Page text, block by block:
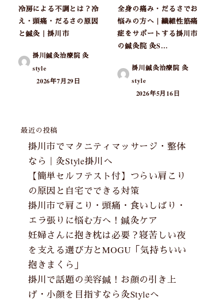
冷房による不調とは？冷
え・頭痛・だるさの原因
と鍼灸｜掛川市
掛川鍼灸治療院 灸
style
2026年7月29日
全身の痛み・だるさでお
悩みの方へ｜繊維性筋痛
症をサポートする掛川市
の鍼灸院 灸S…
掛川鍼灸治療院 灸
style
2026年5月16日
最近の投稿
掛川市でマタニティマッサージ・整体
なら｜灸Style掛川へ
【簡単セルフテスト付】つらい肩こり
の原因と自宅でできる対策
掛川市で肩こり・頭痛・食いしばり・
エラ張りに悩む方へ！鍼灸ケア
妊婦さんに抱き枕は必要？寝苦しい夜
を支える選び方とMOGU「気持ちいい
抱きまくら」
掛川で話題の美容鍼！お顔の引き上
げ・小顔を目指すなら灸Styleへ